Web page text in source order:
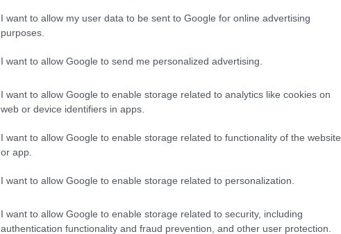
I want to allow my user data to be sent to Google for online advertising
purposes.
I want to allow Google to send me personalized advertising.
I want to allow Google to enable storage related to analytics like cookies on
web or device identifiers in apps.
I want to allow Google to enable storage related to functionality of the website
or app.
I want to allow Google to enable storage related to personalization.
I want to allow Google to enable storage related to security, including
authentication functionality and fraud prevention, and other user protection.